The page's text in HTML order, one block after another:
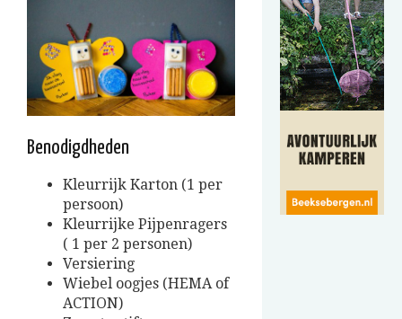
Benodigdheden
Kleurrijk Karton (1 per
persoon)
Kleurrijke Pijpenragers
( 1 per 2 personen)
Versiering
Wiebel oogjes (HEMA of
ACTION)